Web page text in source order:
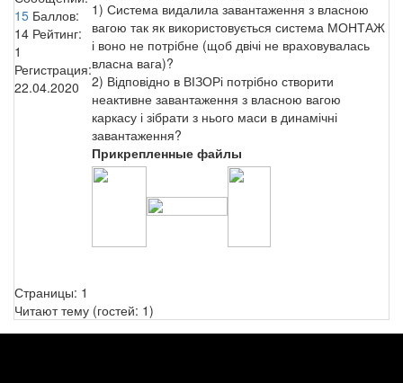
15 Баллов:
14 Рейтинг:
1
Регистрация:
22.04.2020
1) Система видалила завантаження з власною
вагою так як використовується система МОНТАЖ
і воно не потрібне (щоб двічі не враховувалась
власна вага)?
2) Відповідно в ВІЗОРі потрібно створити
неактивне завантаження з власною вагою
каркасу і зібрати з нього маси в динамічні
завантаження?
Прикрепленные файлы
Страницы: 1
Читают тему (гостей: 1)